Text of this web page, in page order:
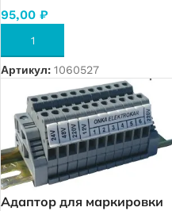
95,00 ₽
В КОРЗИНУ
Артикул: 1060527
Адаптор для маркировки